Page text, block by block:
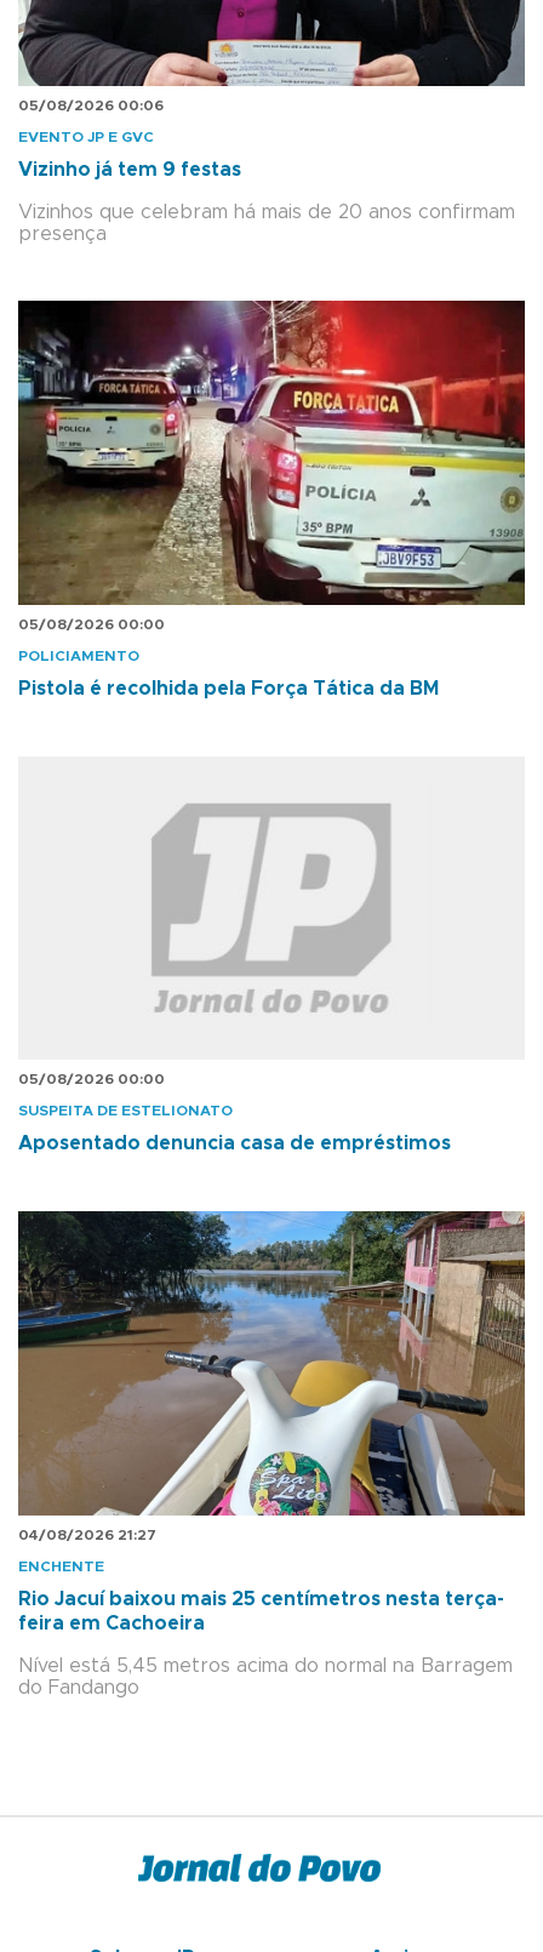
05/08/2026 00:06
EVENTO JP E GVC
Vizinho já tem 9 festas
Vizinhos que celebram há mais de 20 anos confirmam
presença
05/08/2026 00:00
POLICIAMENTO
Pistola é recolhida pela Força Tática da BM
05/08/2026 00:00
SUSPEITA DE ESTELIONATO
Aposentado denuncia casa de empréstimos
04/08/2026 21:27
ENCHENTE
Rio Jacuí baixou mais 25 centímetros nesta terça-
feira em Cachoeira
Nível está 5,45 metros acima do normal na Barragem
do Fandango